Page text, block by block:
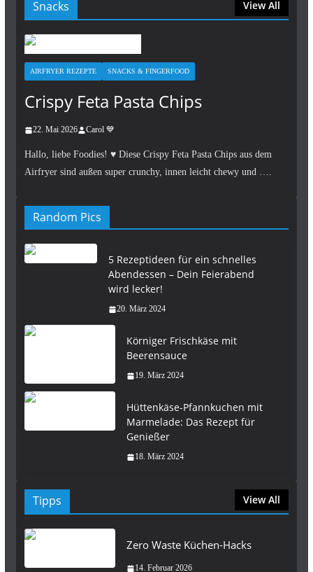
Snacks View All
AIRFRYER REZEPTE SNACKS & FINGERFOOD
Crispy Feta Pasta Chips
22. Mai 2026 Carol 💙
Hallo, liebe Foodies! ♥︎ Diese Crispy Feta Pasta Chips aus dem
Airfryer sind außen super crunchy, innen leicht chewy und ….
Random Pics
5 Rezeptideen für ein schnelles
Abendessen – Dein Feierabend
wird lecker!
20. März 2024
Körniger Frischkäse mit
Beerensauce
19. März 2024
Hüttenkäse-Pfannkuchen mit
Marmelade: Das Rezept für
Genießer
18. März 2024
Tipps View All
Zero Waste Küchen-Hacks
14. Februar 2026